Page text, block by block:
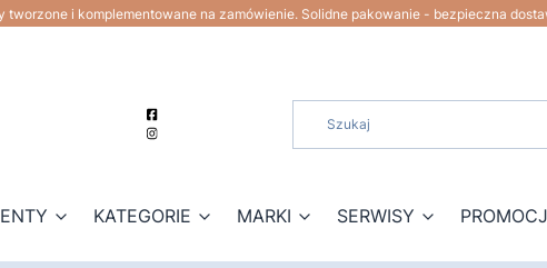
i komplementowane na zamówienie. Solidne pakowanie - bezpieczna
KATEGORIE MARKI SERWISY